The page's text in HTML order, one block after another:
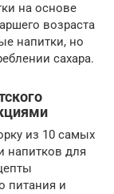
на основе
возраста
напитки, но
сахара.
из 10 самых
напитков для
питания и